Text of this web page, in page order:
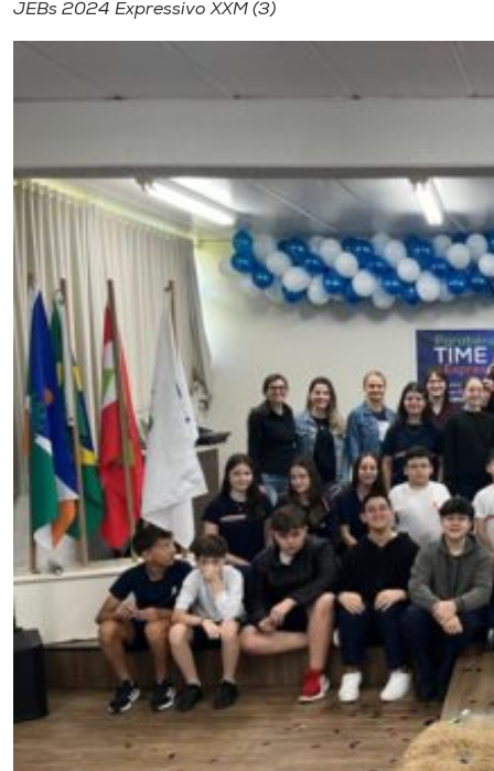
JEBs 2024 Expressivo XXM (3)